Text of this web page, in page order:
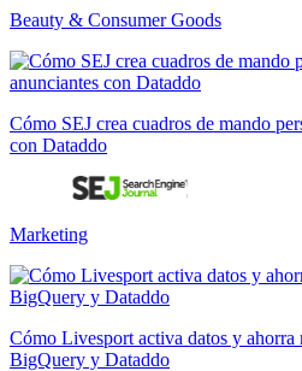
Beauty & Consumer Goods
Cómo SEJ crea cuadros de mando
con Dataddo
Marketing
Cómo Livesport activa datos y ahorra
BigQuery y Dataddo